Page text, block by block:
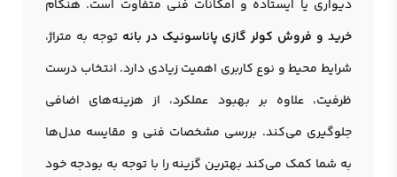
دیواری یا ایستاده و امکانات فنی متفاوت است. هنگام
خرید و فروش کولر گازی پاناسونیک در بانه توجه به متراژ،
شرایط محیط و نوع کاربری اهمیت زیادی دارد. انتخاب درست
ظرفیت، علاوه بر بهبود عملکرد، از هزینه‌های اضافی
جلوگیری می‌کند. بررسی مشخصات فنی و مقایسه مدل‌ها
به شما کمک می‌کند بهترین گزینه را با توجه به بودجه خود